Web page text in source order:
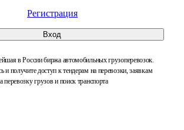
Регистрация
Вход
в России биржа автомобильных грузоперевозок.
и получите доступ к тендерам на перевозки, заявкам
перевозку грузов и поиск транспорта